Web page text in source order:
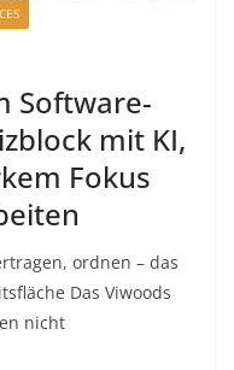
Software-
mit KI,
Fokus
ordnen – das
Das Viwoods
nicht